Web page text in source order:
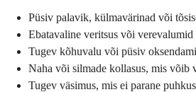
Püsiv palavik, külmavärinad või
Ebatavaline veritsus või verevalumid
Tugev kõhuvalu või püsiv
Naha või silmade kollasus, mis võib
Tugev väsimus, mis ei parane